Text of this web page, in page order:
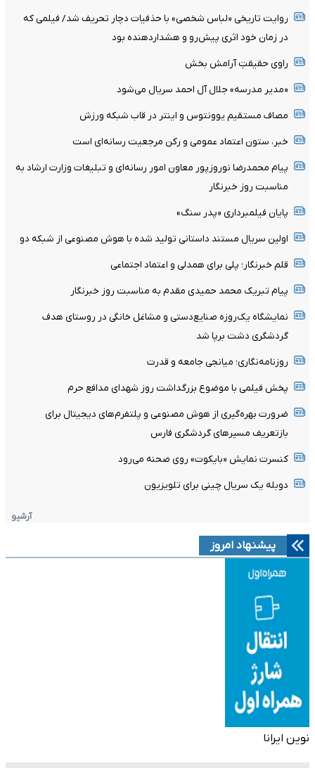
روایت تاریخی «لباس شخصی» با حذفیات دچار تحریف شد/ فیلمی که
در زمان خود اثری پیش‌رو و هشداردهنده بود
راوی حقیقتِ آرامش‌ بخش
«مدیر مدرسه» جلال آل احمد سریال می‌شود
مصاف مستقیم یوونتوس و اینتر در قاب شبکه ورزش
خبر، ستون اعتماد عمومی و رکن مرجعیت رسانه‌ای است
پیام محمدرضا نوروزپور معاون امور رسانه‌ای و تبلیغات وزارت ارشاد به
مناسبت روز خبرنگار
پایان فیلمبرداری «پدر سنگ»
اولین سریال مستند داستانی تولید شده با هوش مصنوعی از شبکه دو
قلم خبرنگار؛ پلی برای همدلی و اعتماد اجتماعی
پیام تبریک محمد حمیدی مقدم به مناسبت روز خبرنگار
نمایشگاه یک‌روزه صنایع‌دستی و مشاغل خانگی در روستای هدف
گردشگری دشت برپا شد
روزنامه‌نگاری؛ میانجی جامعه و قدرت
پخش فیلمی با موضوع بزرگداشت روز شهدای مدافع حرم
ضرورت بهره‌گیری از هوش مصنوعی و پلتفرم‌های دیجیتال برای
بازتعریف مسیرهای گردشگری فارس
کنسرت نمایش «بایکوت» روی صحنه می‌رود
دوبله یک سریال چینی برای تلویزیون
آرشیو
پیشنهاد امروز
نوین ایرانا